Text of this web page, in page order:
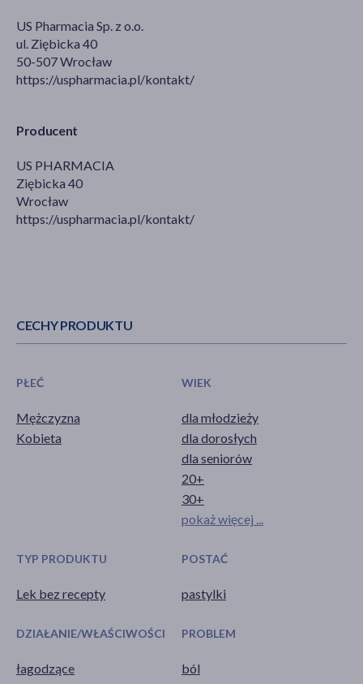
US Pharmacia Sp. z o.o.
ul. Ziębicka 40
50-507 Wrocław
https://uspharmacia.pl/kontakt/
Producent
US PHARMACIA
Ziębicka 40
Wrocław
https://uspharmacia.pl/kontakt/
CECHY PRODUKTU
PŁEĆ
Mężczyzna
Kobieta
WIEK
dla młodzieży
dla dorosłych
dla seniorów
20+
30+
pokaż więcej ...
TYP PRODUKTU
Lek bez recepty
POSTAĆ
pastylki
DZIAŁANIE/WŁAŚCIWOŚCI
łagodzące
PROBLEM
ból